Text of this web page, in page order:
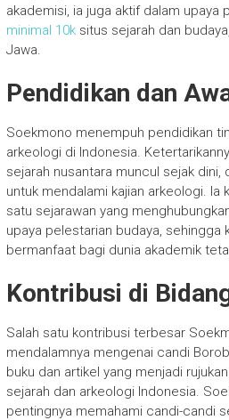
akademisi, ia juga aktif dalam upaya
minimal 10ksitus sejarah dan
Jawa.
Pendidikan dan
Soekmono menempuh pendidikan
arkeologi di Indonesia.
sejarah nusantara muncul sejak dini,
untuk mendalami kajian arkeologi. Ia
satu sejarawan yang
upaya pelestarian budaya, sehingga
bermanfaat bagi dunia akademik
Kontribusi di
Salah satu kontribusi terbesar
mendalamnya mengenai candi
buku dan artikel yang menjadi
sejarah dan arkeologi Indonesia.
pentingnya memahami candi-candi